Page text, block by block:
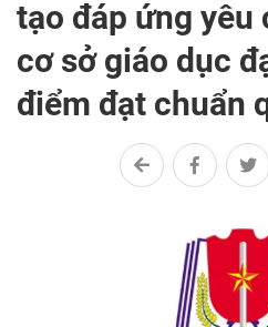
tạo đáp ứng yêu
cơ sở giáo dục
điểm đạt chuẩn